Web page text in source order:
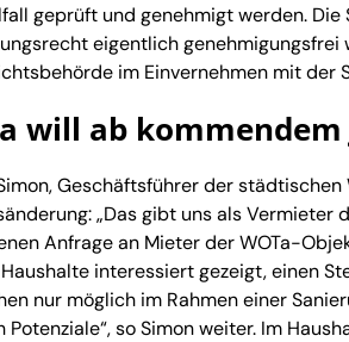
geprüft und genehmigt werden.
eigentlich
im Einvernehmen mit der
will ab
Geschäftsführer der
„Das gibt uns als Vermieter
Anfrage an Mieter der WOTa-
interessiert gezeigt, einen
nur möglich im Rahmen einer
Potenziale“, so Simon weiter. Im